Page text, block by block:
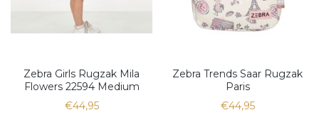
Zebra Girls Rugzak Mila
Flowers 22594 Medium
€44,95
Zebra Trends Saar Rugzak
Paris
€44,95